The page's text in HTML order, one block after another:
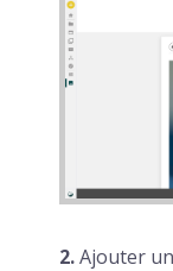
2.Ajouter